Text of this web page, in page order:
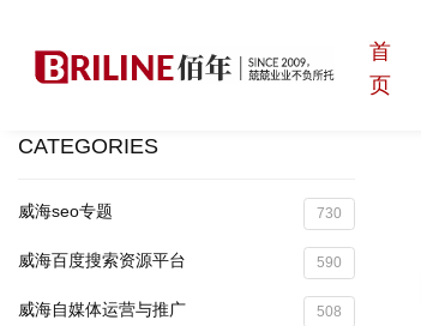
首
页
CATEGORIES
威海seo专题 730
威海百度搜索资源平台 590
威海自媒体运营与推广 508